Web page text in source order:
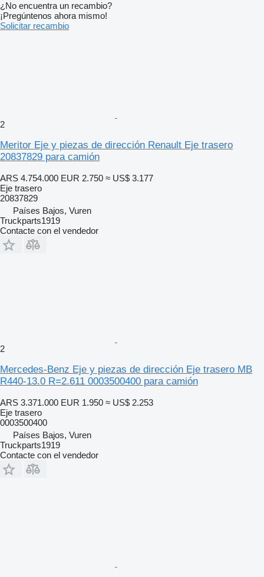
¿No encuentra un recambio?
¡Pregúntenos ahora mismo!
Solicitar recambio
2
Meritor Eje y piezas de dirección Renault Eje trasero
20837829 para camión
ARS 4.754.000 EUR 2.750 ≈ US$ 3.177
Eje trasero
20837829
Países Bajos, Vuren
Truckparts1919
Contacte con el vendedor
2
Mercedes-Benz Eje y piezas de dirección Eje trasero MB
R440-13.0 R=2.611 0003500400 para camión
ARS 3.371.000 EUR 1.950 ≈ US$ 2.253
Eje trasero
0003500400
Países Bajos, Vuren
Truckparts1919
Contacte con el vendedor